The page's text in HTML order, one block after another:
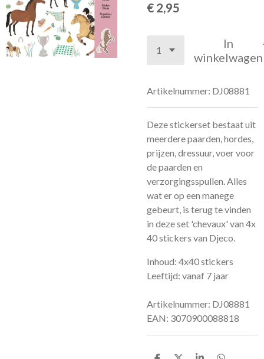
€ 2,95
In
winkelwagen
Artikelnummer: DJ08881
Deze stickerset bestaat uit
meerdere paarden, hordes,
prijzen, dressuur, voer voor
de paarden en
verzorgingsspullen. Alles
wat er op een manege
gebeurt, is terug te vinden
in deze set 'chevaux' van 4x
40 stickers van Djeco.
Inhoud: 4x40 stickers
Leeftijd: vanaf 7 jaar
Artikelnummer: DJ08881
EAN: 3070900088818